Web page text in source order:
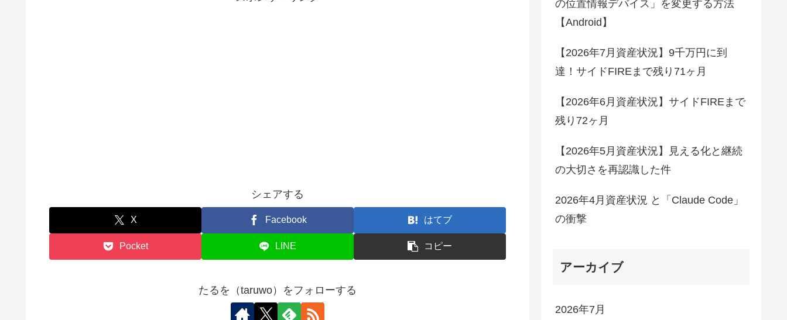
シェアする
X Facebook はてブ
Pocket LINE コピー
たるを（taruwo）をフォローする
の位置情報デバイス」を変更する方法
【Android】
【2026年7月資産状況】9千万円に到
達！サイドFIREまで残り71ヶ月
【2026年6月資産状況】サイドFIREまで
残り72ヶ月
【2026年5月資産状況】見える化と継続
の大切さを再認識した件
2026年4月資産状況 と「Claude Code」
の衝撃
アーカイブ
2026年7月